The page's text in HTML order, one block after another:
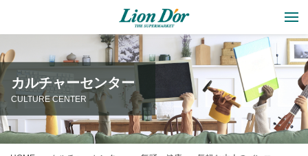
カルチャーセンター
CULTURE CENTER